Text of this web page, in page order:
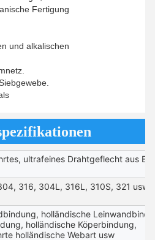
Fertigung
und alkalischen
ultrafeines Drahtgeflecht aus
316, 304L, 316L, 310S, 321 usw
holländische
holländische Köperbindung,
holländische Webart usw